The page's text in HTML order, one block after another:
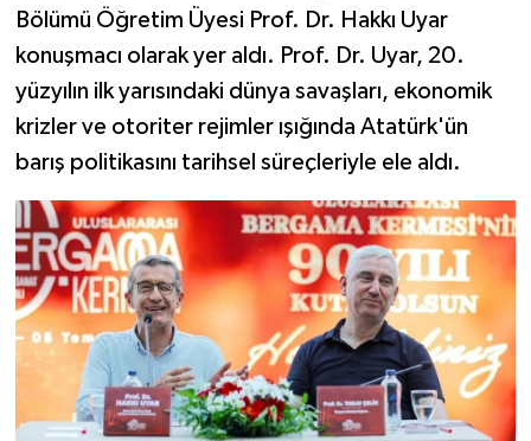
Bölümü Öğretim Üyesi Prof. Dr. Hakkı Uyar
konuşmacı olarak yer aldı. Prof. Dr. Uyar, 20.
yüzyılın ilk yarısındaki dünya savaşları, ekonomik
krizler ve otoriter rejimler ışığında Atatürk'ün
barış politikasını tarihsel süreçleriyle ele aldı.